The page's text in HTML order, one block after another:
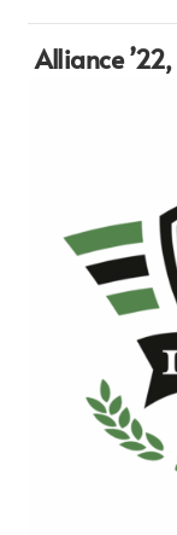
Alliance ’22,